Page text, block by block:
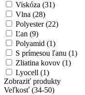
Viskóza (31)
Vlna (28)
Polyester (22)
Ľan (9)
Polyamid (1)
S prímesou ľanu (1)
Zliatina kovov (1)
Lyocell (1)
Zobraziť produkty
Veľkosť (34-50)